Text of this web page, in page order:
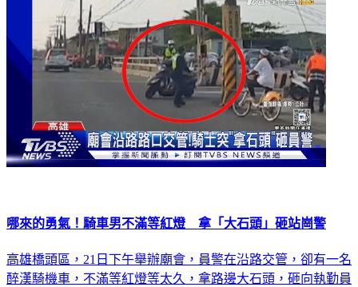
哪來的勇氣！騎車男不滿等紅燈 拿「大石頭」砸站崗警
高雄橋頭區，21日下午舉辦廟會，員警在沿路交管，卻有一名
醉漢騎機車，不滿等紅燈等太久，拿路邊大石頭，砸向執勤員